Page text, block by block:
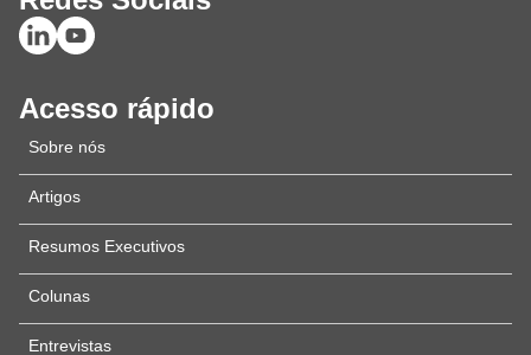
Acesso rápido
Sobre nós
Artigos
Resumos Executivos
Colunas
Entrevistas